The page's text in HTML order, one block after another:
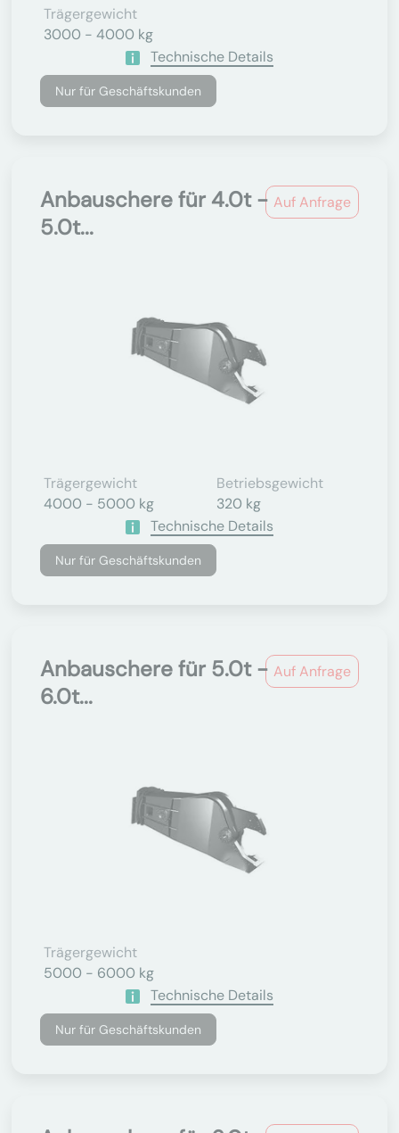
Trägergewicht
3000 - 4000 kg
Technische Details
Nur für Geschäftskunden
Auf Anfrage
Anbauschere für 4.0t -
5.0t...
Trägergewicht
4000 - 5000 kg
Betriebsgewicht
320 kg
Technische Details
Nur für Geschäftskunden
Auf Anfrage
Anbauschere für 5.0t -
6.0t...
Trägergewicht
5000 - 6000 kg
Technische Details
Nur für Geschäftskunden